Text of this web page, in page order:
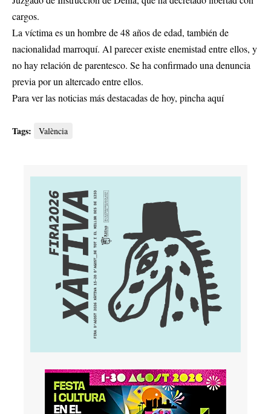
cargos.
La víctima es un hombre de 48 años de edad, también de
nacionalidad marroquí. Al parecer existe enemistad entre ellos, y
no hay relación de parentesco. Se ha confirmado una denuncia
previa por un altercado entre ellos.
Para ver las noticias más destacadas de hoy, pincha aquí
Tags: València